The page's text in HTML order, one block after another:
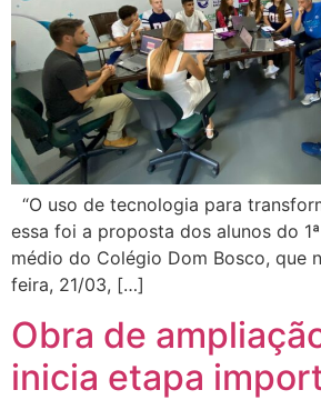
“O uso de tecnologia para
essa foi a proposta dos alunos do
médio do Colégio Dom Bosco, que
feira, 21/03, […]
Obra de
inicia etapa